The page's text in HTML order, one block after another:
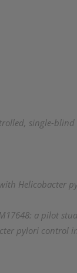
single-blind
Helicobacter
a pilot
pylori control